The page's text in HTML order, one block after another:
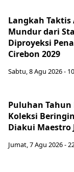
Langkah Taktis
Mundur dari
Diproyeksi
Cirebon 2029
Sabtu, 8 Agu 2026 -
Puluhan
Koleksi
Diakui Maestro
Jumat, 7 Agu 2026 -